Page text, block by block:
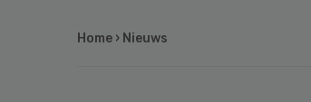
Home › Nieuws